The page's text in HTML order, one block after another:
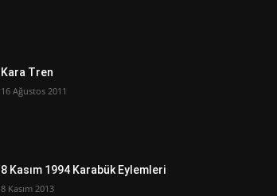
Kara Tren
16 Ağustos 2011
8 Kasım 1994 Karabük Eylemleri
8 Kasım 2013